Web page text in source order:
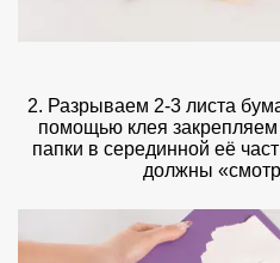
2. Разрываем 2-3 листа
помощью клея
папки в серединной её
должны